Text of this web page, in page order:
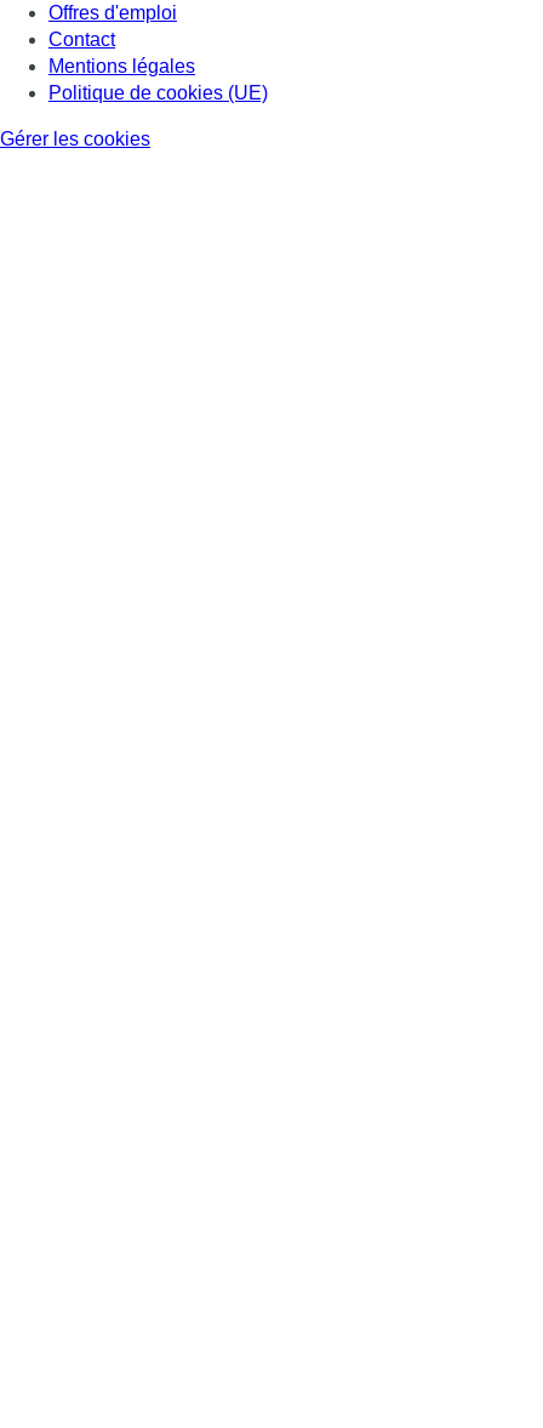
Offres d'emploi
Contact
Mentions légales
Politique de cookies (UE)
Gérer les cookies